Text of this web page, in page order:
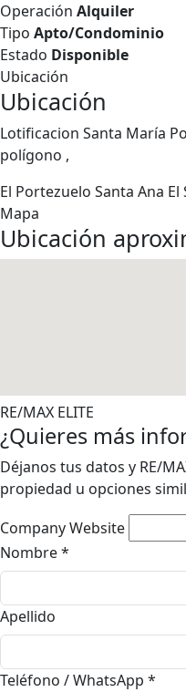
Operación Alquiler
Tipo Apto/Condominio
Estado Disponible
Ubicación
Ubicación
Lotificacion Santa María
polígono ,
El Portezuelo Santa Ana El
Mapa
Ubicación
RE/MAX ELITE
¿Quieres más
Déjanos tus datos y RE/
propiedad u opciones
Company Website
Nombre*
Apellido
Teléfono / WhatsApp *